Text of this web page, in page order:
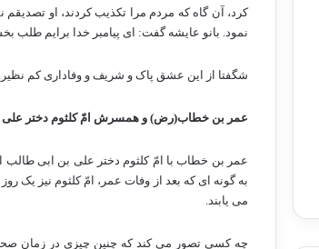
کرد، آن گاه که مردم مرا تکذیب کردند، او تصدیقم
نمود. بانو عایشه گفت: ای پیامبر خدا برایم
شگفتا از این عشق پاک و شریف و وفاداری کم نظیر.
عمر بن خطاب(رض) و همسرش امّ کلثوم دختر علی
عمر بن خطاب با امّ کلثوم دختر علی بن ابی طالب
به گونه ای که بعد از وفات عمر، امّ کلثوم نیز یک
می یابند.
چه کسی تصور می کند که چنین چیزی در زمان